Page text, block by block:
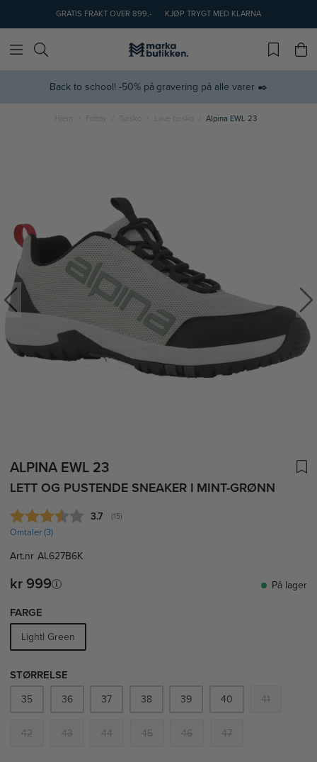
GRATIS FRAKT OVER 899,- KJØP TRYGT MED KLARNA
Back to school! -50% på gravering på alle varer ✒️
Hjem Fottøy Tursko Lave tursko Alpina EWL 23
ALPINA EWL 23
LETT OG PUSTENDE SNEAKER I MINT-GRØNN
Gjennomsnittskarakter:
3.7 (stemmer:
15)
Omtaler (3)
Art.nr AL627B6K
kr 999 På lager
FARGE
Lightl Green
STØRRELSE
35 36 37 38 39 40 41
42 43 44 45 46 47